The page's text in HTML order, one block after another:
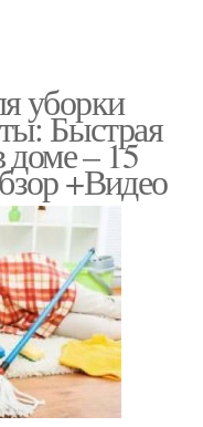
уборки
Быстрая
доме – 15
+Видео